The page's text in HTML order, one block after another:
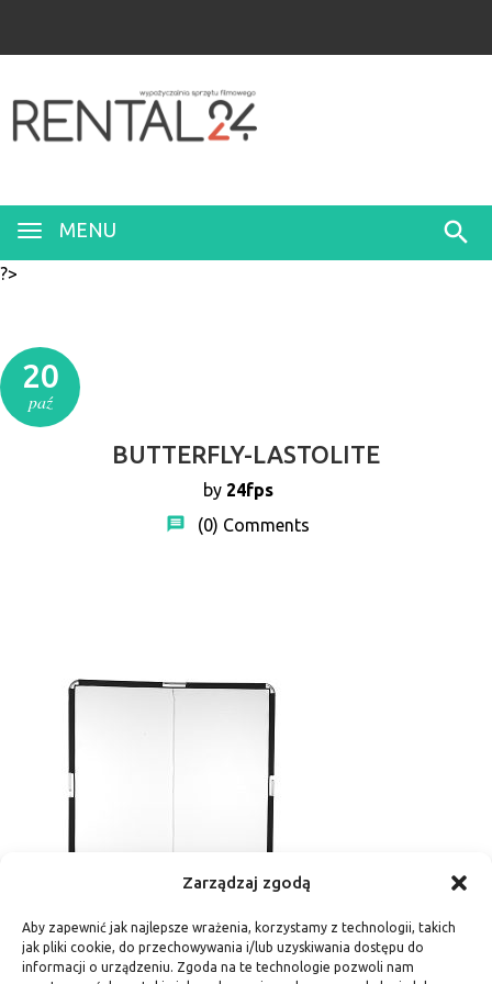
Zarządzaj zgodą
Aby zapewnić jak najlepsze wrażenia, korzystamy z technologii, takich
jak pliki cookie, do przechowywania i/lub uzyskiwania dostępu do
informacji o urządzeniu. Zgoda na te technologie pozwoli nam
MENU
?>
20
paź
BUTTERFLY-LASTOLITE
by 24fps
(0) Comments
Butterfly 180x180cm